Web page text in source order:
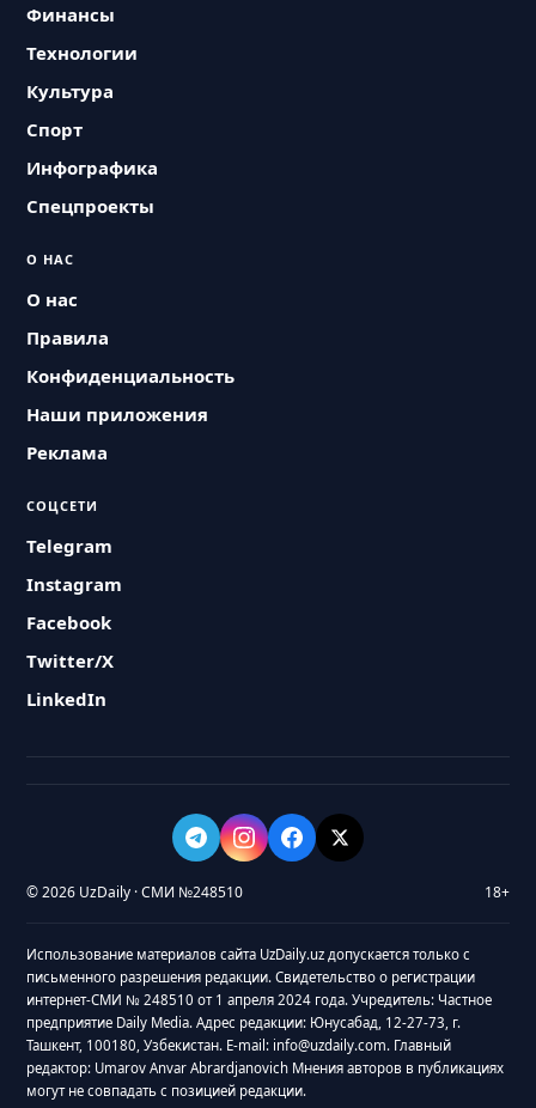
Финансы
Технологии
Культура
Спорт
Инфографика
Спецпроекты
О НАС
О нас
Правила
Конфиденциальность
Наши приложения
Реклама
СОЦСЕТИ
Telegram
Instagram
Facebook
Twitter/X
LinkedIn
© 2026 UzDaily · СМИ №248510 18+
Использование материалов сайта UzDaily.uz допускается только с
письменного разрешения редакции. Свидетельство о регистрации
интернет-СМИ № 248510 от 1 апреля 2024 года. Учредитель: Частное
предприятие Daily Media. Адрес редакции: Юнусабад, 12-27-73, г.
Ташкент, 100180, Узбекистан. E-mail: info@uzdaily.com. Главный
редактор: Umarov Anvar Abrardjanovich Мнения авторов в публикациях
могут не совпадать с позицией редакции.